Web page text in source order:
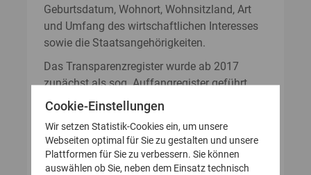
Geburtsdatum, Wohnort, Wohnsitzland, Art
und Umfang des wirtschaftlichen Interesses
sowie die Staatsangehörigkeiten.
Das Transparenzregister wurde ab 2017
zunächst als sog. Auffangregister geführt.
Das bedeutete, dass eine Mitteilung nach §§
20, 21 GwG an das Transparenzregister nur
dann notwendig war, wenn sich die Angaben
zum wirtschaftlich Berechtigten nicht aus
bestehenden elektronisch abrufbaren
Cookie-Einstellungen
Wir setzen Statistik-Cookies ein, um unsere
Webseiten optimal für Sie zu gestalten und unsere
Plattformen für Sie zu verbessern. Sie können
auswählen ob Sie, neben dem Einsatz technisch